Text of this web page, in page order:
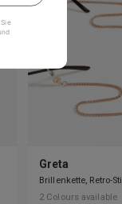
Greta
Brillenkette, Retro-Stil
2 Colours available